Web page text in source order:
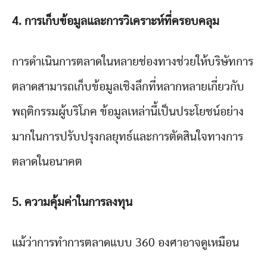
4. การเก็บข้อมูลและการวิเคราะห์ที่ครอบคลุม
การดำเนินการตลาดในหลายช่องทางช่วยให้บริษัทการ
ตลาดสามารถเก็บข้อมูลเชิงลึกที่หลากหลายเกี่ยวกับ
พฤติกรรมผู้บริโภค ข้อมูลเหล่านี้เป็นประโยชน์อย่าง
มากในการปรับปรุงกลยุทธ์และการตัดสินใจทางการ
ตลาดในอนาคต
5. ความคุ้มค่าในการลงทุน
แม้ว่าการทำการตลาดแบบ 360 องศาอาจดูเหมือน